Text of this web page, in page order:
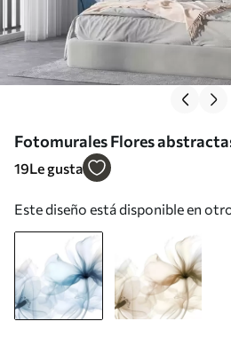
Fotomurales Flores
pétalos translúcidos y
19Le gusta
Este diseño está disponible en